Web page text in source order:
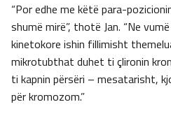
“Por edhe me këtë para-
shumë mirë”, thotë Jan. “Ne
kinetokore ishin fillimisht
mikrotubthat duhet ti çlironin
ti kapnin përsëri – mesatarisht,
për kromozom.”